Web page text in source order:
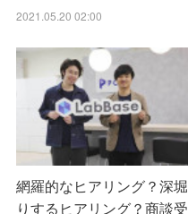
2021.05.20 02:00
網羅的なヒアリング？深堀
りするヒアリング？商談受